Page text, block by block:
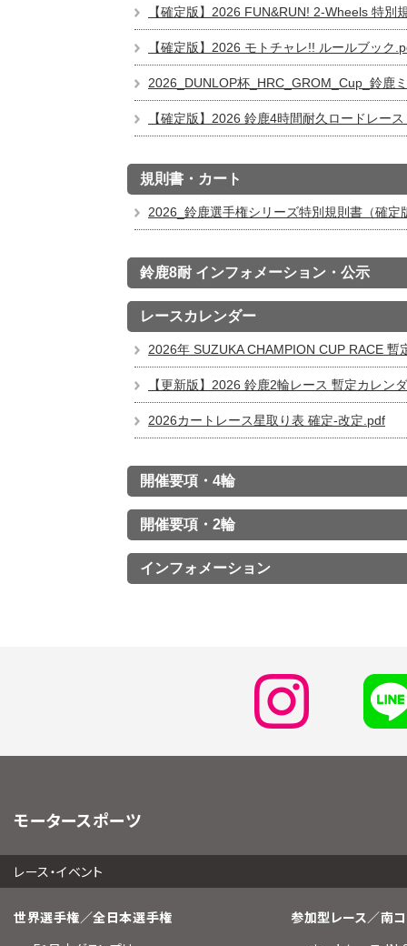
【確定版】2026 FUN&RUN! 2-Wheels 特別
【確定版】2026 モトチャレ!! ルールブック
2026_DUNLOP杯_HRC_GROM_Cup_鈴鹿
【確定版】2026 鈴鹿4時間耐久ロードレー
規則書・カート
2026_鈴鹿選手権シリーズ特別規則書（確定
鈴鹿8耐 インフォメーション・公示
レースカレンダー
2026年 SUZUKA CHAMPION CUP RACE
【更新版】2026 鈴鹿2輪レース 暫定カレン
2026カートレース星取り表 確定‐改定.pdf
開催要項・4輪
開催要項・2輪
インフォメーション
モータースポーツ
レース・イベント
世界選手権／全日本選手権
参加型レース／南